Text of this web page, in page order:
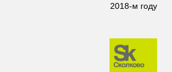
2018-м году